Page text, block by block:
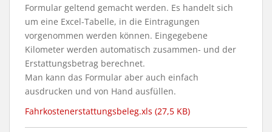
Formular geltend gemacht werden. Es handelt sich
um eine Excel-Tabelle, in die Eintragungen
vorgenommen werden können. Eingegebene
Kilometer werden automatisch zusammen- und der
Erstattungsbetrag berechnet.
Man kann das Formular aber auch einfach
ausdrucken und von Hand ausfüllen.
Fahrkostenerstattungsbeleg.xls (27,5 KB)